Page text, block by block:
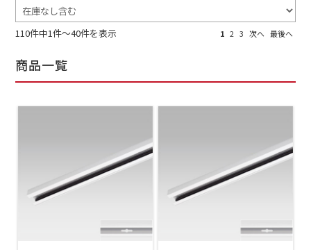
110件中1件～40件を表示 1 2 3 次へ 最後へ
商品一覧